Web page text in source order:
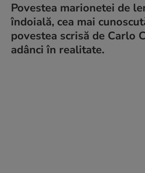
Povestea marionetei de
îndoială, cea mai
povestea scrisă de Carlo
adânci în realitate.